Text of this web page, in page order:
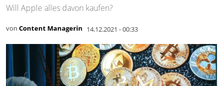
Will Apple alles davon kaufen?
von Content Managerin 14.12.2021 - 00:33